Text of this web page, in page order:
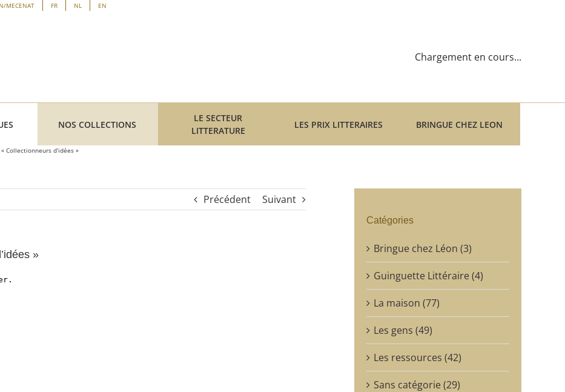
MECENAT FR NL EN
Chargement en cours...
NOS COLLECTIONS
LE SECTEUR
LITTERATURE
LES PRIX LITTERAIRES BRINGUE CHEZ LEON
Collectionneurs d’idées »
Précédent Suivant
»
Catégories
Bringue chez Léon (3)
Guinguette Littéraire (4)
La maison (77)
Les gens (49)
Les ressources (42)
Sans catégorie (29)